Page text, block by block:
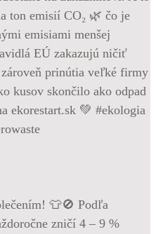
👕🚫 Podľa
zničí 4 – 9 %